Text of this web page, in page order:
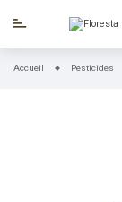
Accueil Pesticides